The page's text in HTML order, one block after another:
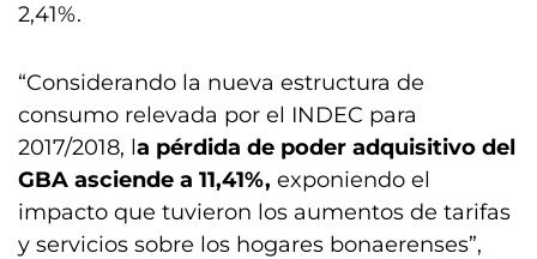
2,41%.
“Considerando la nueva estructura de
consumo relevada por el INDEC para
2017/2018, la pérdida de poder adquisitivo del
GBA asciende a 11,41%, exponiendo el
impacto que tuvieron los aumentos de tarifas
y servicios sobre los hogares bonaerenses”,